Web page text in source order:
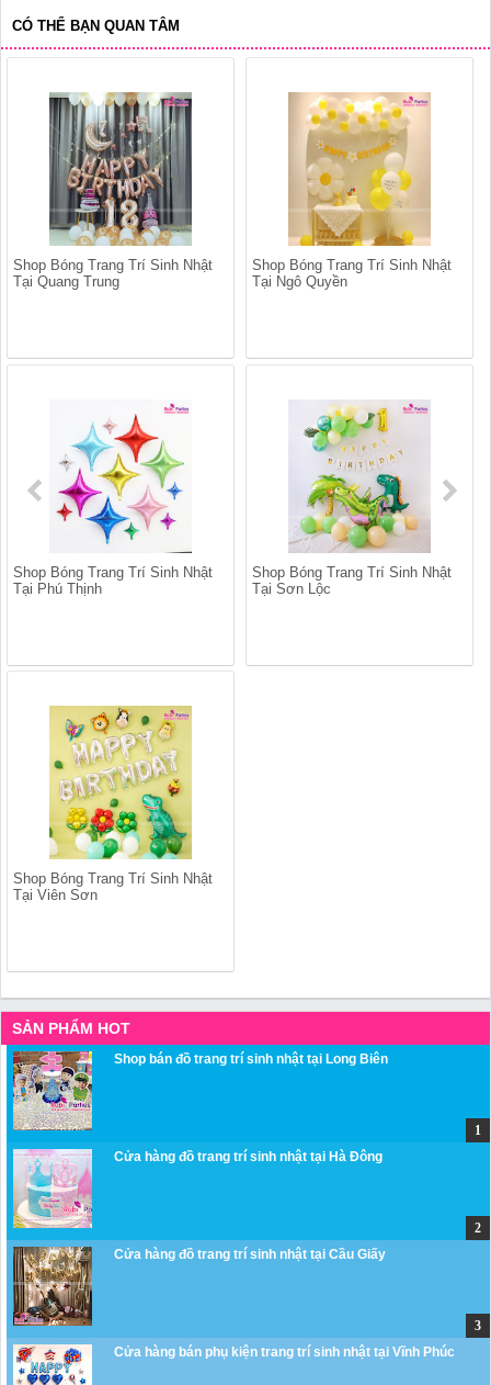
CÓ THỂ BẠN QUAN TÂM
Shop Bóng Trang Trí Sinh Nhật
Tại Quang Trung
Shop Bóng Trang Trí Sinh Nhật
Tại Ngô Quyền
Shop Bóng Trang Trí Sinh Nhật
Tại Phú Thịnh
Shop Bóng Trang Trí Sinh Nhật
Tại Sơn Lộc
Shop Bóng Trang Trí Sinh Nhật
Tại Viên Sơn
SẢN PHẨM HOT
Shop bán đồ trang trí sinh nhật tại Long Biên
Cửa hàng đồ trang trí sinh nhật tại Hà Đông
Cửa hàng đồ trang trí sinh nhật tại Cầu Giấy
Cửa hàng bán phụ kiện trang trí sinh nhật tại Vĩnh Phúc